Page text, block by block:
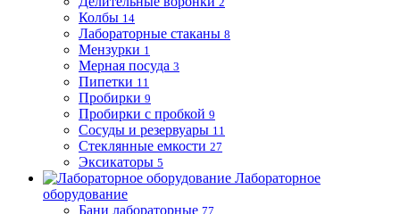
Колбы 14
Лабораторные стаканы 8
Мензурки 1
Мерная посуда 3
Пипетки 11
Пробирки 9
Пробирки с пробкой 9
Сосуды и резервуары 11
Стеклянные емкости 27
Эксикаторы 5
Лабораторное
оборудование
Бани лабораторные 77